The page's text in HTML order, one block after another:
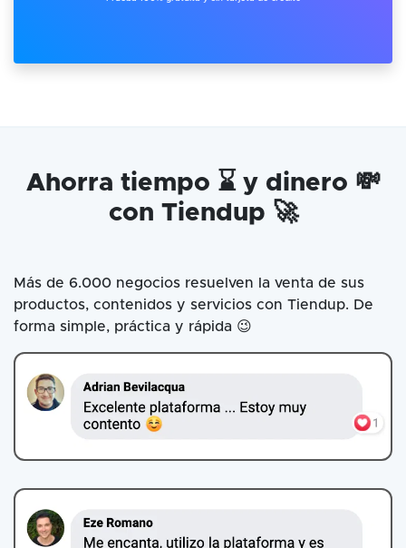
Ahorra tiempo ⌛ y dinero 💸
con Tiendup 🚀
Más de 6.000 negocios resuelven la venta de sus
productos, contenidos y servicios con Tiendup. De
forma simple, práctica y rápida 😉